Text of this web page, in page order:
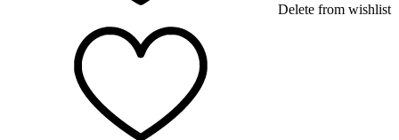
Delete from wishlist